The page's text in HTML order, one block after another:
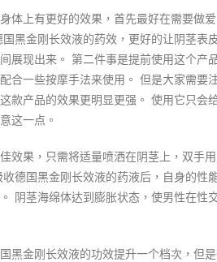
体上有更好的效果，首先最好在需要做
黑金刚长效液的药效，更好的让阴茎表
展现出来。 第二件事是提前使用这个产
合一些按摩手法来使用。 但是大家需要
款产品的效果更明显更强。 使用它只会
这一点。
效果，只需将适量喷洒在阴茎上，双手
德国黑金刚长效液的药液后，自身的性
阴茎海绵体达到膨胀状态，使男性在性
黑金刚长效液的功效提升一个档次，但